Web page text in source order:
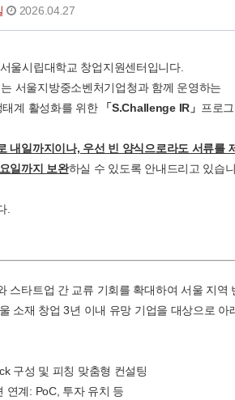
2026.04.27
울시립대학교 창업지원센터입니다.
서울지방중소벤처기업청과 함께 운영하는
계 활성화를 위한
「S.Challenge IR」 프로
내일까지이나, 우선 빈 양식으로라도 서류를
일까지 보완하실 수 있도록 안내드리고 있습
.
스타트업 간 교류 기회를 확대하여 서울 지역
소재 창업 3년 이내 유망 기업을 대상으로 아
구성 및 피칭 맞춤형 컨설팅
연계: PoC, 투자 유치 등